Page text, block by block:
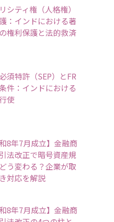
シティ権（人格権）
：インドにおける著
権利保護と法的救済
須特許（SEP）とFR
件：インドにおける
使
和8年7月成立】金融商
法改正で暗号資産規
う変わる？企業が取
対応を解説
和8年7月成立】金融商